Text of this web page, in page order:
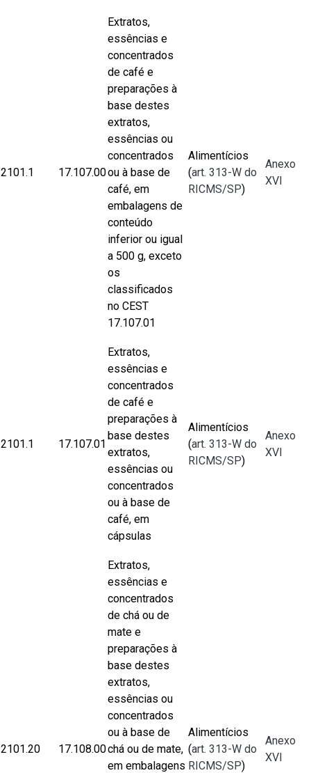
2101.1 17.107.00
Extratos,
essências e
concentrados
de café e
preparações à
base destes
extratos,
essências ou
concentrados
ou à base de
café, em
embalagens de
conteúdo
inferior ou igual
a 500 g, exceto
os
classificados
no CEST
17.107.01
Alimentícios
(art. 313-W do
RICMS/SP)
Anexo
XVI
2101.1 17.107.01
Extratos,
essências e
concentrados
de café e
preparações à
base destes
extratos,
essências ou
concentrados
ou à base de
café, em
cápsulas
Alimentícios
(art. 313-W do
RICMS/SP)
Anexo
XVI
2101.20 17.108.00
Extratos,
essências e
concentrados
de chá ou de
mate e
preparações à
base destes
extratos,
essências ou
concentrados
ou à base de
chá ou de mate,
em embalagens
Alimentícios
(art. 313-W do
RICMS/SP)
Anexo
XVI